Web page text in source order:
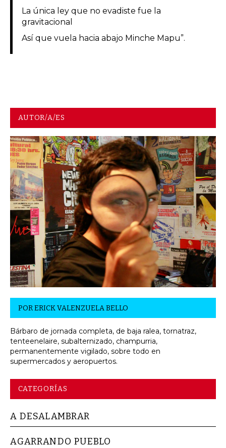
La única ley que no evadiste fue la
gravitacional
Así que vuela hacia abajo Minche Mapu”.
AUTOR/A/ES
PORERICK VALENZUELA BELLO
Bárbaro de jornada completa, de baja ralea, tornatraz,
tenteenelaire, subalternizado, champurria,
permanentemente vigilado, sobre todo en
supermercados y aeropuertos.
CATEGORÍAS
A DESALAMBRAR
AGARRANDO PUEBLO